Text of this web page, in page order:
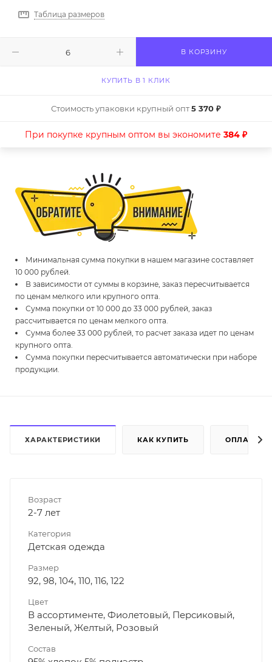
Таблица размеров
В КОРЗИНУ
КУПИТЬ В 1 КЛИК
Стоимость упаковки крупный опт5 370 ₽
При покупке крупным оптом вы экономите 384 ₽
Минимальная сумма покупки в нашем магазине составляет
10 000 рублей.
В зависимости от суммы в корзине, заказ пересчитывается
по ценам мелкого или крупного опта.
Сумма покупки от 10 000 до 33 000 рублей, заказ
рассчитывается по ценам мелкого опта.
Сумма более 33 000 рублей, то расчет заказа идет по ценам
крупного опта.
Сумма покупки пересчитывается автоматически при наборе
продукции.
ХАРАКТЕРИСТИКИ КАК КУПИТЬ ОПЛАТА
Возраст
2-7 лет
Категория
Детская одежда
Размер
92, 98, 104, 110, 116, 122
Цвет
В ассортименте, Фиолетовый, Персиковый,
Зеленый, Желтый, Розовый
Состав